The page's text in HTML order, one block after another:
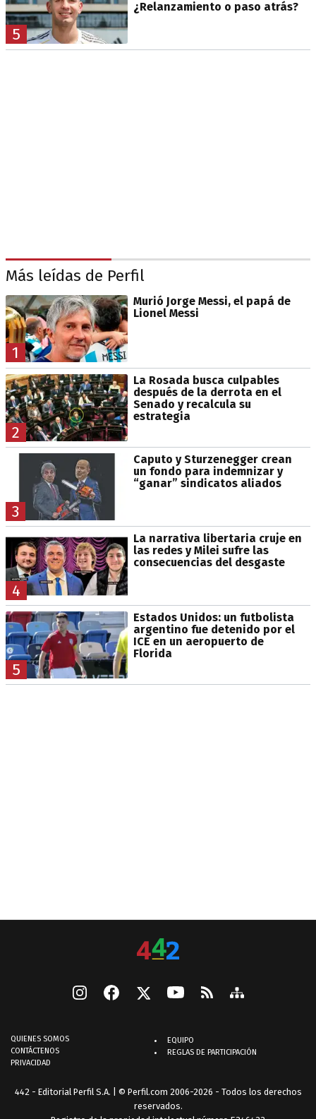
5
¿Relanzamiento o paso atrás?
Más leídas de Perfil
1
Murió Jorge Messi, el papá de
Lionel Messi
2
La Rosada busca culpables
después de la derrota en el
Senado y recalcula su
estrategia
3
Caputo y Sturzenegger crean
un fondo para indemnizar y
“ganar” sindicatos aliados
4
La narrativa libertaria cruje en
las redes y Milei sufre las
consecuencias del desgaste
5
Estados Unidos: un futbolista
argentino fue detenido por el
ICE en un aeropuerto de
Florida
QUIENES SOMOS
CONTÁCTENOS
PRIVACIDAD
EQUIPO
REGLAS DE PARTICIPACIÓN
442 - Editorial Perfil S.A. | © Perfil.com 2006-2026 - Todos los derechos
reservados.